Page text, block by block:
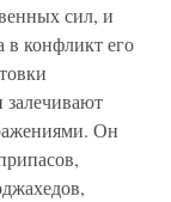
сил, и
в конфликт его
Он